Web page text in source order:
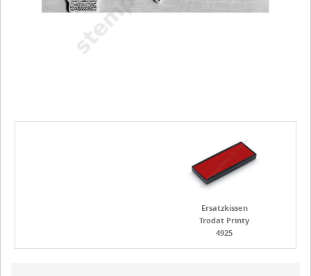
Ersatzkissen
Trodat Printy
4925